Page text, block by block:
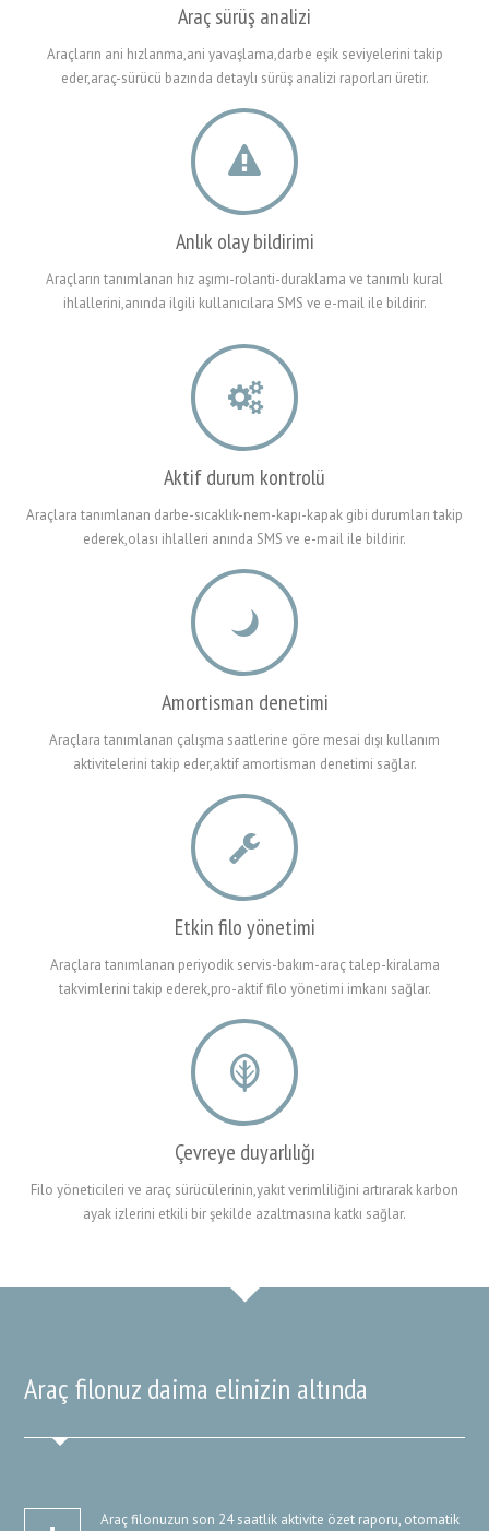
Araç sürüş analizi
Araçların ani hızlanma,ani yavaşlama,darbe eşik seviyelerini takip
eder,araç-sürücü bazında detaylı sürüş analizi raporları üretir.
Anlık olay bildirimi
Araçların tanımlanan hız aşımı-rolanti-duraklama ve tanımlı kural
ihlallerini,anında ilgili kullanıcılara SMS ve e-mail ile bildirir.
Aktif durum kontrolü
Araçlara tanımlanan darbe-sıcaklık-nem-kapı-kapak gibi durumları takip
ederek,olası ihlalleri anında SMS ve e-mail ile bildirir.
Amortisman denetimi
Araçlara tanımlanan çalışma saatlerine göre mesai dışı kullanım
aktivitelerini takip eder,aktif amortisman denetimi sağlar.
Etkin filo yönetimi
Araçlara tanımlanan periyodik servis-bakım-araç talep-kiralama
takvimlerini takip ederek,pro-aktif filo yönetimi imkanı sağlar.
Çevreye duyarlılığı
Filo yöneticileri ve araç sürücülerinin,yakıt verimliliğini artırarak karbon
ayak izlerini etkili bir şekilde azaltmasına katkı sağlar.
Araç filonuz daima elinizin altında
Araç filonuzun son 24 saatlik aktivite özet raporu, otomatik